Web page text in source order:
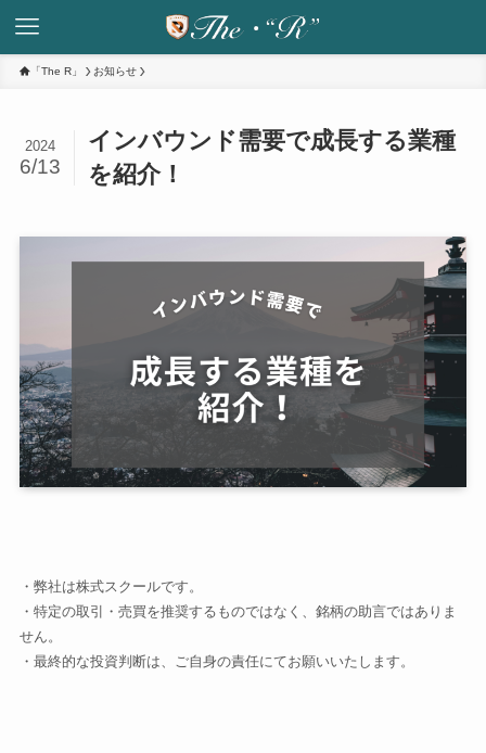
「The R」 お知らせ
インバウンド需要で成長する業種
を紹介！
2024
6/13
・弊社は株式スクールです。
・特定の取引・売買を推奨するものではなく、銘柄の助言ではありま
せん。
・最終的な投資判断は、ご自身の責任にてお願いいたします。